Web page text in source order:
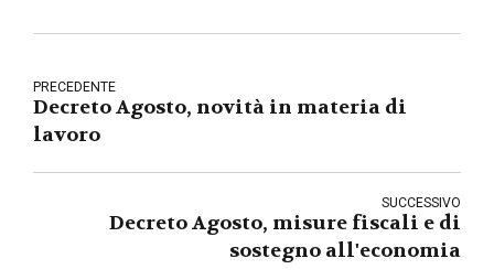
PRECEDENTE
Decreto Agosto, novità in materia di
lavoro
SUCCESSIVO
Decreto Agosto, misure fiscali e di
sostegno all'economia